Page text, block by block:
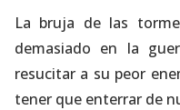
La bruja de las
demasiado en la
resucitar a su peor
tener que enterrar de